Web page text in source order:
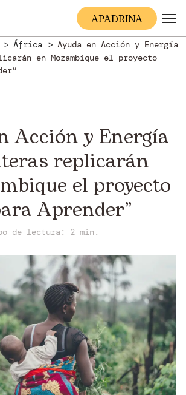
APADRINA
África
Ayuda en Acción y Energía
en Mozambique el proyecto
Acción y Energía
replicarán
el proyecto
Aprender”
de lectura: 2 min.